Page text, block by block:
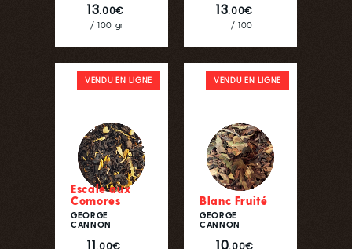
13.00€
/ 100 gr
13.00€
/ 100
VENDU EN LIGNE
Escale aux
Comores
GEORGE
CANNON
.00€
VENDU EN LIGNE
Blanc Fruité
GEORGE
CANNON
.00€